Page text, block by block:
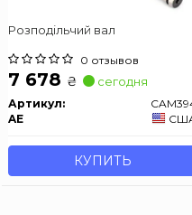
Розподільчий вал
0 отзывов
7 678 ₴ сегодня
Артикул:
AE
КУПИТЬ